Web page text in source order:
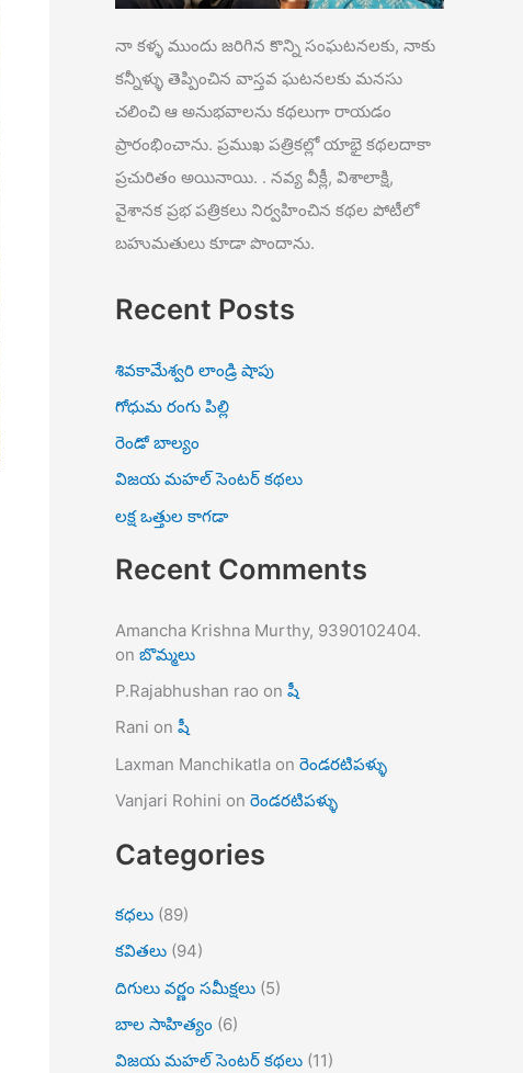
నా కళ్ళ ముందు జరిగిన కొన్ని సంఘటనలకు, నాకు
కన్నీళ్ళు తెప్పించిన వాస్తవ ఘటనలకు మనసు
చలించి ఆ అనుభవాలను కథలుగా రాయడం
ప్రారంభించాను. ప్రముఖ పత్రికల్లో యాభై కథలదాకా
ప్రచురితం అయినాయి. . నవ్య వీక్లీ, విశాలాక్షి,
వైశానక ప్రభ పత్రికలు నిర్వహించిన కథల పోటీలో
బహుమతులు కూడా పొందాను.
Recent Posts
శివకామేశ్వరి లాండ్రి షాపు
గోధుమ రంగు పిల్లి
రెండో బాల్యం
విజయ మహల్ సెంటర్ కథలు
లక్ష ఒత్తుల కాగడా
Recent Comments
Amancha Krishna Murthy, 9390102404.
on బొమ్మలు
P.Rajabhushan rao on షీ
Rani on షీ
Laxman Manchikatla on రెండరటిపళ్ళు
Vanjari Rohini on రెండరటిపళ్ళు
Categories
కధలు (89)
కవితలు (94)
దిగులు వర్ణం సమీక్షలు (5)
బాల సాహిత్యం (6)
విజయ మహల్ సెంటర్ కథలు (11)